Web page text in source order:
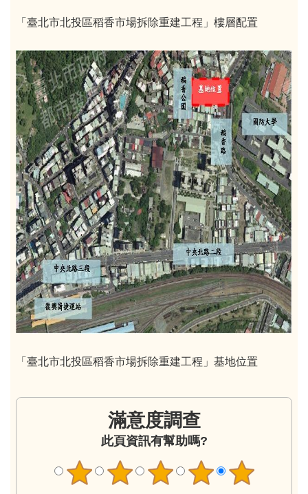
「臺北市北投區稻香市場拆除重建工程」樓層配置
「臺北市北投區稻香市場拆除重建工程」基地位置
滿意度調查
此頁資訊有幫助嗎?